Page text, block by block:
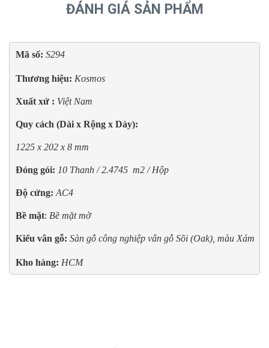
ĐÁNH GIÁ SẢN PHẨM
Mã số: S294
Thương hiệu: Kosmos
Xuất xứ : Việt Nam
Quy cách (Dài x Rộng x Dày):
1225 x 202 x 8 mm
Đóng gói: 10 Thanh / 2.4745  m2 / Hộp
Độ cứng: AC4
Bề mặt: Bề mặt mờ
Kiểu vân gỗ: Sàn gỗ công nghiệp vân gỗ Sồi (Oak), màu Xám
Kho hàng: HCM